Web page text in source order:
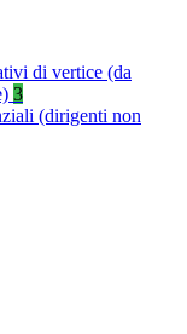
di vertice (da
3
(dirigenti non